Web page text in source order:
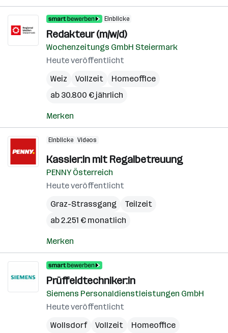
Einblicke
Redakteur (m/w/d)
Wochenzeitungs GmbH Steiermark
Heute veröffentlicht
Weiz
Vollzeit
Homeoffice
ab 30.800 € jährlich
Merken
Einblicke Videos
Kassier:in mit Regalbetreuung
PENNY Österreich
Heute veröffentlicht
Graz-Strassgang
Teilzeit
ab 2.251 € monatlich
Merken
Prüffeldtechniker:in
Siemens Personaldienstleistungen GmbH
Heute veröffentlicht
Wollsdorf
Vollzeit
Homeoffice